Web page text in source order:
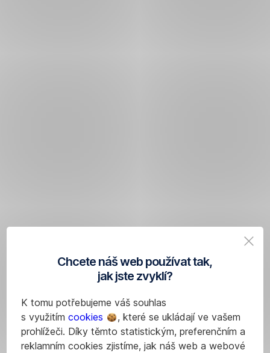
Chcete náš web používat tak,
jak jste zvyklí?
K tomu potřebujeme váš souhlas
s využitím cookies
, které se ukládají ve vašem
prohlížeči. Díky těmto statistickým, preferenčním a
reklamním cookies zjistíme, jak náš web a webové